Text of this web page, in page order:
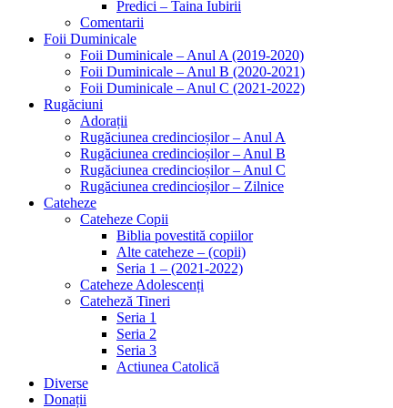
Predici – Taina Iubirii
Comentarii
Foii Duminicale
Foii Duminicale – Anul A (2019-2020)
Foii Duminicale – Anul B (2020-2021)
Foii Duminicale – Anul C (2021-2022)
Rugăciuni
Adorații
Rugăciunea credincioșilor – Anul A
Rugăciunea credincioșilor – Anul B
Rugăciunea credincioșilor – Anul C
Rugăciunea credincioșilor – Zilnice
Cateheze
Cateheze Copii
Biblia povestită copiilor
Alte cateheze – (copii)
Seria 1 – (2021-2022)
Cateheze Adolescenți
Cateheză Tineri
Seria 1
Seria 2
Seria 3
Actiunea Catolică
Diverse
Donații